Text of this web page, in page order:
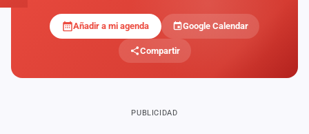
Añadir a mi agenda Google Calendar
Compartir
PUBLICIDAD